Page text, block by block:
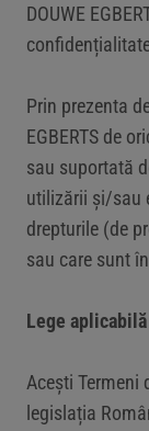
DOUWE
Prin prezenta
EGBERTS de
sau suportată
utilizării și/sau
drepturile (de
sau care sunt
Lege
Aceşti Termeni
legislația